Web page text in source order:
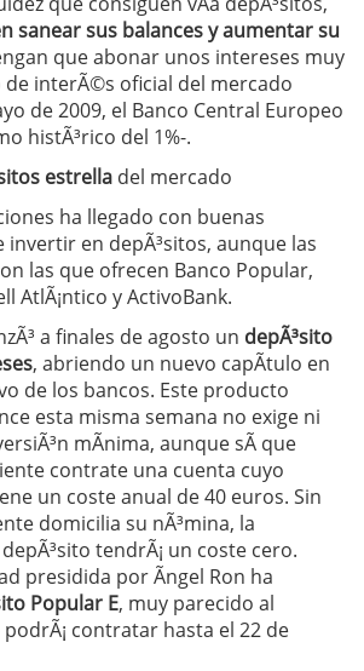
sanear sus balances y aumentar su
que abonar unos intereses muy
interÃ©s oficial del mercado
de 2009, el Banco Central Europeo
histÃ³rico del 1%-.
estrella del mercado
ha llegado con buenas
en depÃ³sitos, aunque las
las que ofrecen Banco Popular,
AtlÃ¡ntico y ActivoBank.
a finales de agosto un depÃ³sito
, abriendo un nuevo capÃ­tulo en
de los bancos. Este producto
esta misma semana no exige ni
mÃ­nima, aunque sÃ­ que
contrate una cuenta cuyo
un coste anual de 40 euros. Sin
domicilia su nÃ³mina, la
tendrÃ¡ un coste cero.
presidida por Ãngel Ron ha
Popular E, muy parecido al
contratar hasta el 22 de